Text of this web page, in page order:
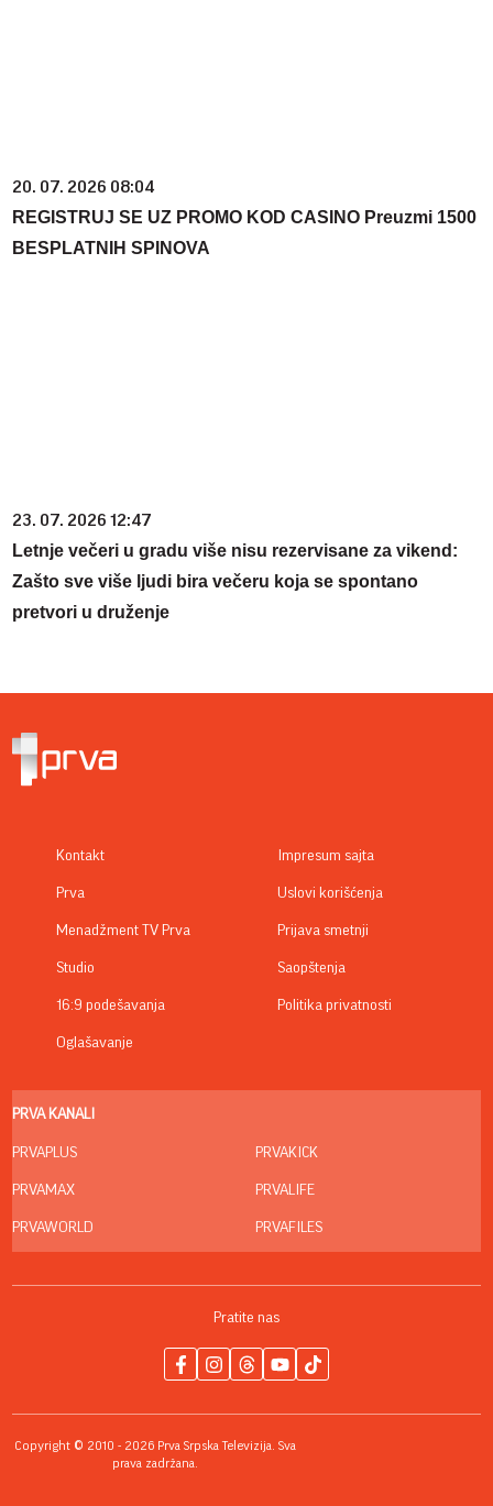
20. 07. 2026 08:04
REGISTRUJ SE UZ PROMO KOD CASINO Preuzmi 1500
BESPLATNIH SPINOVA
23. 07. 2026 12:47
Letnje večeri u gradu više nisu rezervisane za vikend:
Zašto sve više ljudi bira večeru koja se spontano
pretvori u druženje
Kontakt
Prva
Menadžment TV Prva
Studio
16:9 podešavanja
Oglašavanje
Impresum sajta
Uslovi korišćenja
Prijava smetnji
Saopštenja
Politika privatnosti
PRVA KANALI
PRVAPLUS
PRVAMAX
PRVAWORLD
PRVAKICK
PRVALIFE
PRVAFILES
Pratite nas
Copyright © 2010 - 2026 Prva Srpska Televizija. Sva
prava zadržana.